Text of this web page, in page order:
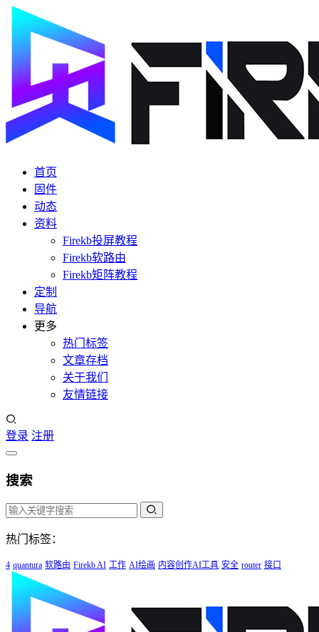
首页
固件
动态
资料
Firekb投屏教程
Firekb软路由
Firekb矩阵教程
定制
导航
更多
热门标签
文章存档
关于我们
友情链接
登录 注册
搜索
热门标签：
4 quantura 软路由 Firekb AI 工作 AI绘画 内容创作AI工具 安全 router 接口